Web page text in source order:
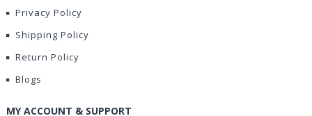
Privacy Policy
Shipping Policy
Return Policy
Blogs
MY ACCOUNT & SUPPORT